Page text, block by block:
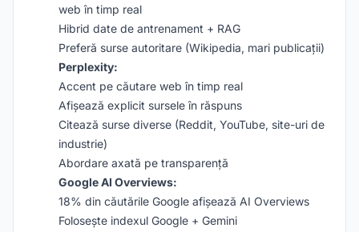
web în timp real
Hibrid date de antrenament + RAG
Preferă surse autoritare (Wikipedia, mari publicații)
Perplexity:
Accent pe căutare web în timp real
Afișează explicit sursele în răspuns
Citează surse diverse (Reddit, YouTube, site-uri de
industrie)
Abordare axată pe transparență
Google AI Overviews:
18% din căutările Google afișează AI Overviews
Folosește indexul Google + Gemini